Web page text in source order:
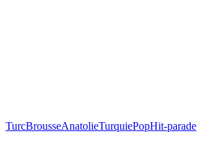
TurcBrousseAnatolieTurquiePopHit-parade